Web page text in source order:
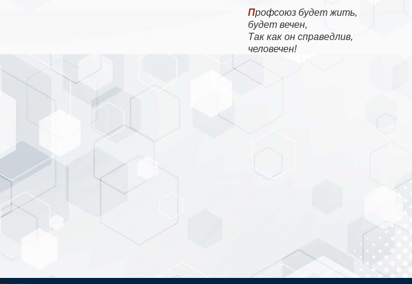
Профсоюз будет жить,
будет вечен,
Так как он справедлив,
человечен!